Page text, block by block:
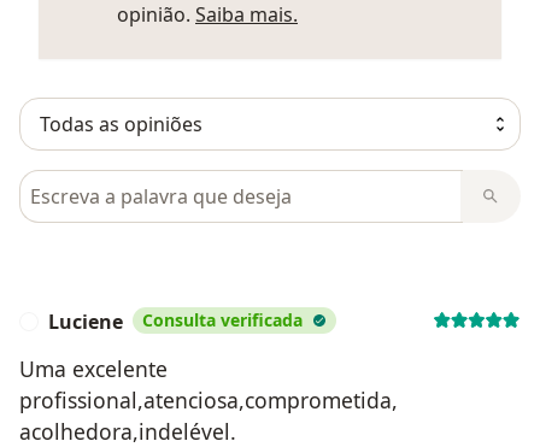
opinião. Saiba mais.
Pesquisar em opiniões
Luciene Consulta verificada
Uma excelente
profissional,atenciosa,comprometida,
acolhedora,indelével.